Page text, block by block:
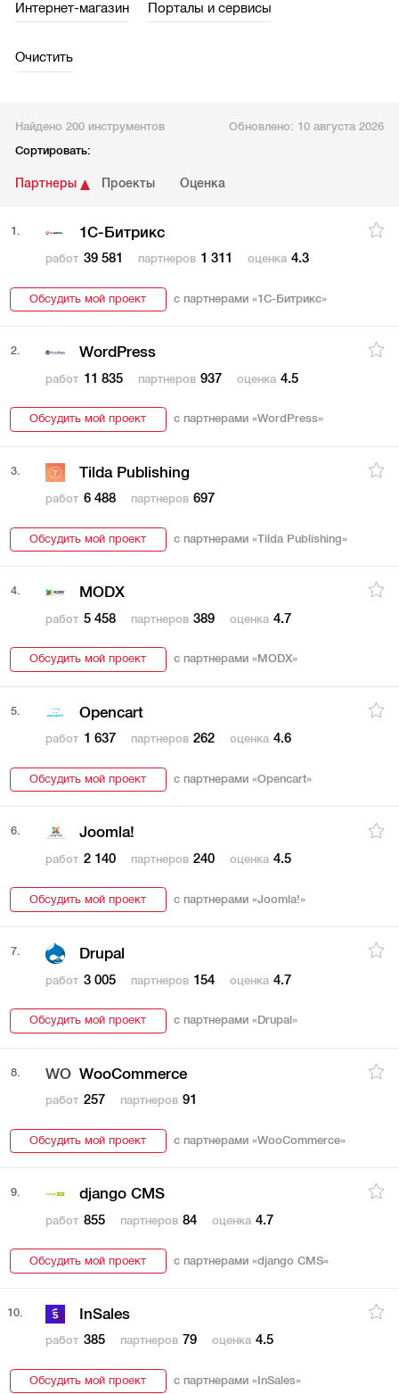
Интернет-магазин Порталы и сервисы
Очистить
Найдено 200 инструментов Обновлено: 10 августа 2026
Сортировать:
Партнеры Проекты Оценка
1. 1С-Битрикс
работ 39 581 партнеров 1 311 оценка 4.3
Обсудить мой проект с партнерами «1С-Битрикс»
2. WordPress
работ 11 835 партнеров 937 оценка 4.5
Обсудить мой проект с партнерами «WordPress»
3. Tilda Publishing
работ 6 488 партнеров 697
Обсудить мой проект с партнерами «Tilda Publishing»
4. MODX
работ 5 458 партнеров 389 оценка 4.7
Обсудить мой проект с партнерами « MODX»
5. Opencart
работ 1 637 партнеров 262 оценка 4.6
Обсудить мой проект с партнерами «Opencart»
6. Joomla!
работ 2 140 партнеров 240 оценка 4.5
Обсудить мой проект с партнерами «Joomla!»
7. Drupal
работ 3 005 партнеров 154 оценка 4.7
Обсудить мой проект с партнерами « Drupal »
8. WO WooCommerce
работ 257 партнеров 91
Обсудить мой проект с партнерами «WooCommerce»
9. django CMS
работ 855 партнеров 84 оценка 4.7
Обсудить мой проект с партнерами «django CMS»
10. InSales
работ 385 партнеров 79 оценка 4.5
Обсудить мой проект с партнерами « InSales»